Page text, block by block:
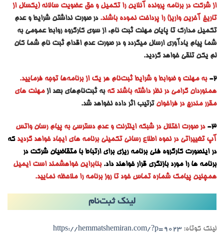
از شرکت در برنامه پرونده آنلاین را تکمیل و حق عضویت سالانه (یکسال از
تاریخ آخرین واریز) را پرداخت نموده باشند.در صورت نداشتن شرایط و عدم
تکمیل مدارک تا پایان مهلت ثبت نام، از سوی کارگروه روابط عمومی به
شما پیام یادآوری ارسال میگردد و در صورت عدم اقدام ثبت نام شما کان
لم یکن تلقی خواهد گردید.
2- به مهلت و ضوابط و شرایط ثبت‌نام هر یک از برنامه‌ها توجه فرمایید.
همنوردان گرامی در نظر داشته باشند که به ثبت‌نام‌های بعد ازمهلت های
مقرر مندرج در فراخوانترتیب اثر داده نخواهد شد.
3-
در صورت اختلال در شبکه اینترنت و عدم دسترسی به پیام رسان واتس
آپ تغییراتی در نحوه اطلاع رسانی تکمیلی برنامه های ایجاد خواهد گردید که
در اینصورت کارگروه فنی برنامه ریزی برای ارتباط با متقاضیان شرکت در
برنامه ها را مورد بازنگری قرار خواهند داد. بنابراین خواهشمند است ایمیل
همچنین پیامک شماره تماس خود تا روز برنامه را ملاحظه نمایید.
لینک ثبت‌نام
لینک کوتاه: https://hemmatshemiran.com/?p=9023